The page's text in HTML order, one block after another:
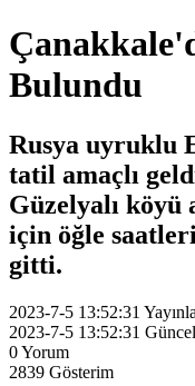
Bulundu
Rusya uyruklu
tatil amaçlı
Güzelyalı köyü
için öğle
gitti.
2023-7-5 13:52:31
2023-7-5 13:52:31
0Yorum
2839 Gösterim